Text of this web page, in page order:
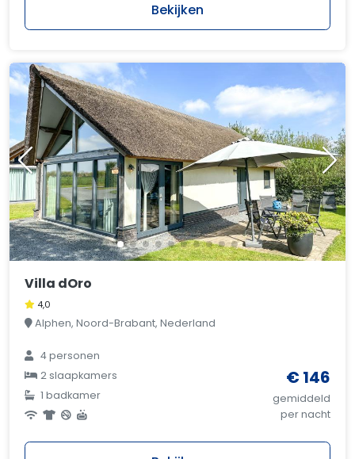
Bekijken
Villa dOro
4,0
Alphen, Noord-Brabant, Nederland
4 personen
2 slaapkamers
1 badkamer
€ 146
gemiddeld
per nacht